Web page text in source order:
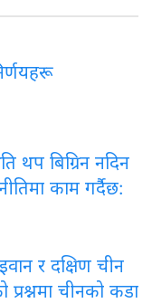
थप बिग्रिन नदिन
काम गर्दैछ:
र दक्षिण चीन
प्रश्नमा चीनको कडा